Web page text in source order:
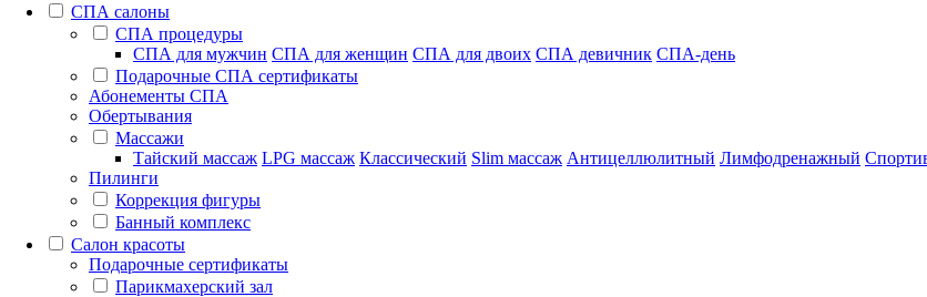
СПА салоны
СПА процедуры
СПА для мужчин СПА для женщин СПА для двоих СПА девичник СПА-день
Подарочные СПА сертификаты
Абонементы СПА
Обертывания
Массажи
Тайский массаж LPG массаж Классический Slim массаж Антицеллюлитный Лимфодренажный
Пилинги
Коррекция фигуры
Банный комплекс
Салон красоты
Подарочные сертификаты
Парикмахерский зал